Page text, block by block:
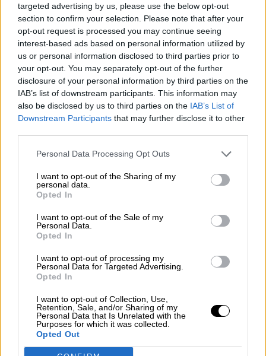
targeted advertising by us, please use the below opt-out
section to confirm your selection. Please note that after your
opt-out request is processed you may continue seeing
interest-based ads based on personal information utilized by
us or personal information disclosed to third parties prior to
your opt-out. You may separately opt-out of the further
disclosure of your personal information by third parties on the
IAB’s list of downstream participants. This information may
also be disclosed by us to third parties on the IAB’s List of
Downstream Participants that may further disclose it to other
Personal Data Processing Opt Outs
I want to opt-out of the Sharing of my
personal data.
Opted In
I want to opt-out of the Sale of my
Personal Data.
Opted In
I want to opt-out of processing my
Personal Data for Targeted Advertising.
Opted In
I want to opt-out of Collection, Use,
Retention, Sale, and/or Sharing of my
Personal Data that Is Unrelated with the
Purposes for which it was collected.
Opted Out
El PSOE conmemora el cese del
terrorismo etarra y reivindica la
convivencia dentro de la sociedad
vasca
OPINIONES DIVERSAS
¿La ciudadanía de Occidente
una tercera guerra mundial?
Por
Suelta y confía
Votantes y votados